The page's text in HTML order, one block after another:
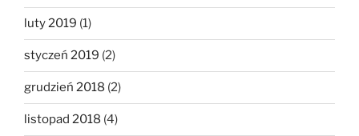
luty 2019 (1)
styczeń 2019 (2)
grudzień 2018 (2)
listopad 2018 (4)